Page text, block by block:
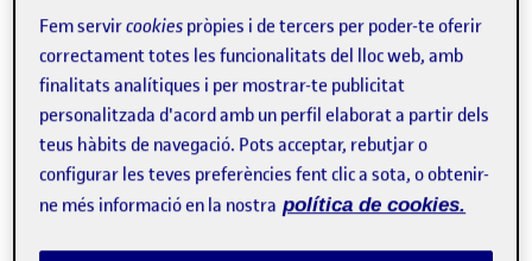
Referent 3:
Fem servircookies pròpies i de tercers per poder-te oferir
correctament totes les funcionalitats del lloc web, amb
finalitats analítiques i per mostrar-te publicitat
personalitzada d'acord amb un perfil elaborat a partir dels
teus hàbits de navegació. Pots acceptar, rebutjar o
configurar les teves preferències fent clic a sota, o obtenir-
ne més informació en la nostra política de cookies.